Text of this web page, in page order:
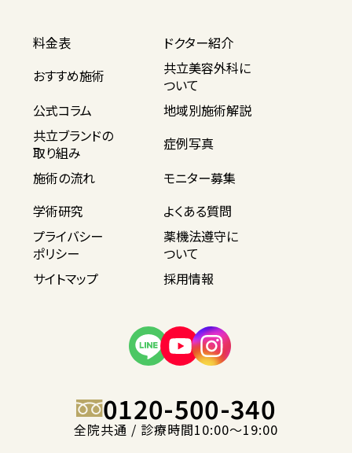
料金表
ドクター紹介
おすすめ施術
共立美容外科に
ついて
公式コラム
地域別施術解説
共立ブランドの
取り組み
症例写真
施術の流れ
モニター募集
学術研究
よくある質問
プライバシー
ポリシー
薬機法遵守に
ついて
サイトマップ
採用情報
0120-500-340
全院共通 / 診療時間10:00〜19:00